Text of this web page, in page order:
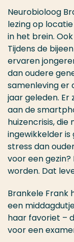
Neurobioloog
lezing op
in het brein.
Tijdens de
ervaren
dan oudere
samenleving er
jaar geleden. Er
aan de
huizencrisis,
ingewikkelder
stress dan
voor een
worden. Dat
Brankele Frank
een
haar favoriet –
voor een